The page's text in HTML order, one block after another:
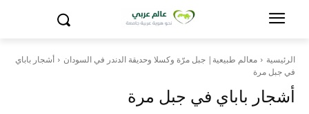
الرئيسية معالم طبيعية| جبل مرّة وكسلا وحديقة الدندر في السودان
أشجار باباي
في جبل مرة
أشجار باباي في جبل مرة